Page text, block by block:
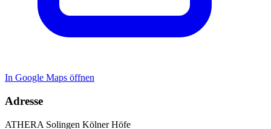
In Google Maps öffnen
Adresse
ATHERA Solingen Kölner Höfe